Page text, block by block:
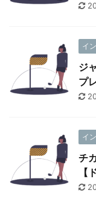
イ
ジ
プ
イ
チ
【